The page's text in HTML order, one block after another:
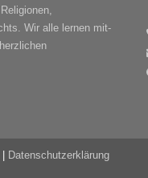
Wir alle lernen mit-
Datenschutzerklärung